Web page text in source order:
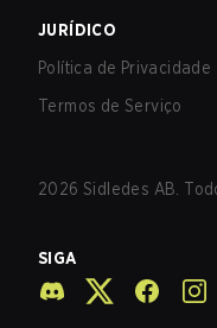
JURÍDICO
Política de Privacidade
Termos de Serviço
2026 Sidledes AB.
SIGA